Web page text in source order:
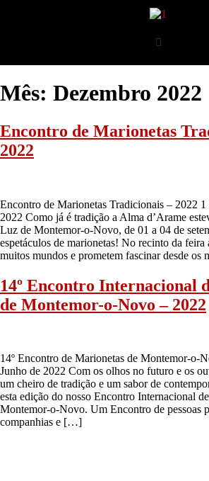
Mês: Dezembro 2022
Encontro de Marionetas
2022
Encontro de Marionetas Tradicionais – 2022 1
2022 Como já é tradição a Alma d’Arame
Luz de Montemor-o-Novo, de 01 a 04 de
espetáculos de marionetas! No recinto da feira
muitos mundos e prometem fascinar desde
14º Encontro Internacional
de Montemor-o-Novo – 2022
14º Encontro de Marionetas de Montemor-o-
Junho de 2022 Com os olhos no futuro e os
um cheiro de tradição e um sabor de
esta edição do nosso Encontro Internacional
Montemor-o-Novo. Um Encontro de pessoas
companhias e […]